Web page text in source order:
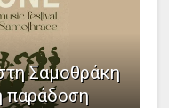
Σαμοθράκη
παράδοση